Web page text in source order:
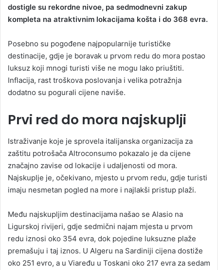
dostigle su rekordne nivoe, pa sedmodnevni zakup
kompleta na atraktivnim lokacijama košta i do 368 evra.
Posebno su pogođene najpopularnije turističke
destinacije, gdje je boravak u prvom redu do mora postao
luksuz koji mnogi turisti više ne mogu lako priuštiti.
Inflacija, rast troškova poslovanja i velika potražnja
dodatno su pogurali cijene naviše.
Prvi red do mora najskuplji
Istraživanje koje je sprovela italijanska organizacija za
zaštitu potrošača Altroconsumo pokazalo je da cijene
značajno zavise od lokacije i udaljenosti od mora.
Najskuplje je, očekivano, mjesto u prvom redu, gdje turisti
imaju nesmetan pogled na more i najlakši pristup plaži.
Među najskupljim destinacijama našao se Alasio na
Ligurskoj rivijeri, gdje sedmični najam mjesta u prvom
redu iznosi oko 354 evra, dok pojedine luksuzne plaže
premašuju i taj iznos. U Algeru na Sardiniji cijena dostiže
oko 251 evro, a u Viaređu u Toskani oko 217 evra za sedam